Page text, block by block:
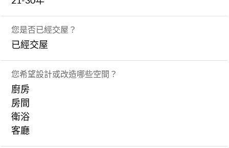
您是否已經交屋？
已經交屋
您希望設計或改造哪些空間？
廚房
房間
衛浴
客廳